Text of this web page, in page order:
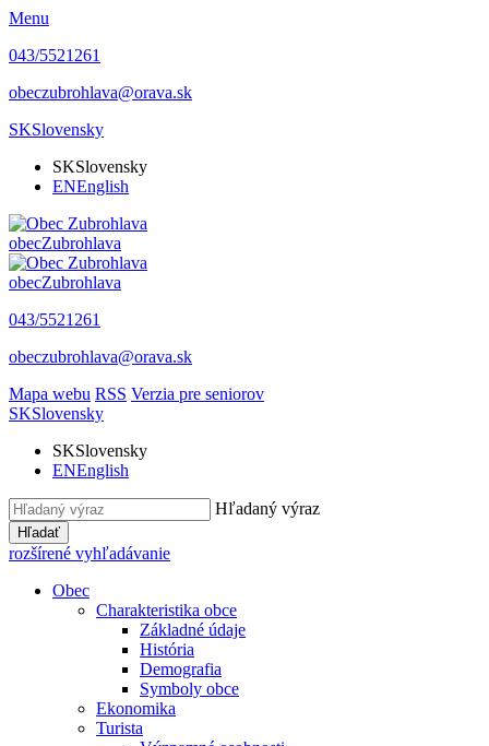
Menu
043/5521261
obeczubrohlava@orava.sk
SKSlovensky
SKSlovensky
ENEnglish
obecZubrohlava
obecZubrohlava
043/5521261
obeczubrohlava@orava.sk
Mapa webu RSS Verzia pre seniorov
SKSlovensky
SKSlovensky
ENEnglish
Hľadaný výraz
Hľadať
rozšírené vyhľadávanie
Obec
Charakteristika obce
Základné údaje
História
Demografia
Symboly obce
Ekonomika
Turista